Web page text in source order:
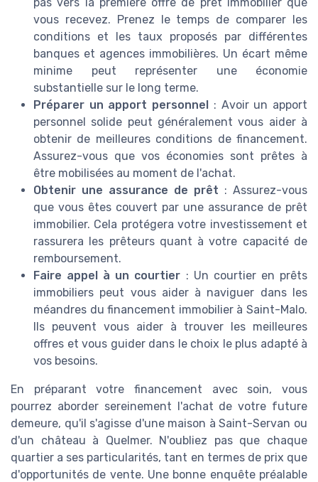
vous recevez. Prenez le temps de comparer les
conditions et les taux proposés par différentes
banques et agences immobilières. Un écart même
minime peut représenter une économie
substantielle sur le long terme.
Préparer un apport personnel : Avoir un apport
personnel solide peut généralement vous aider à
obtenir de meilleures conditions de financement.
Assurez-vous que vos économies sont prêtes à
être mobilisées au moment de l'achat.
Obtenir une assurance de prêt : Assurez-vous
que vous êtes couvert par une assurance de prêt
immobilier. Cela protégera votre investissement et
rassurera les prêteurs quant à votre capacité de
remboursement.
Faire appel à un courtier : Un courtier en prêts
immobiliers peut vous aider à naviguer dans les
méandres du financement immobilier à Saint-Malo.
Ils peuvent vous aider à trouver les meilleures
offres et vous guider dans le choix le plus adapté à
vos besoins.
En préparant votre financement avec soin, vous
pourrez aborder sereinement l'achat de votre future
demeure, qu'il s'agisse d'une maison à Saint-Servan ou
d'un château à Quelmer. N'oubliez pas que chaque
quartier a ses particularités, tant en termes de prix que
d'opportunités de vente. Une bonne enquête préalable